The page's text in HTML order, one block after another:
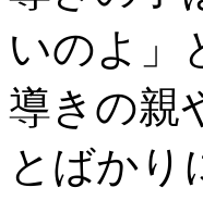
いのよ」
導きの親
とばかり